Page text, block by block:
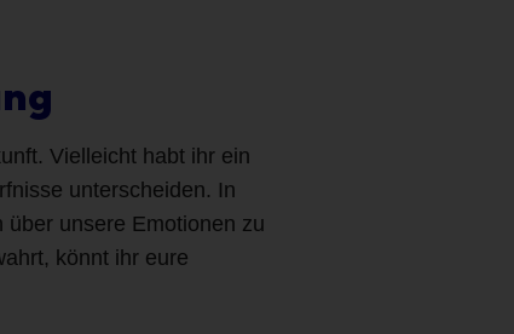
Vielleicht habt ihr ein
unterscheiden. In
über unsere Emotionen zu
könnt ihr eure